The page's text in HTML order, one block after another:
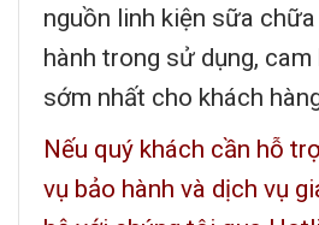
nguồn linh kiện sữa
hành trong sử dụng,
sớm nhất cho khách
Nếu quý khách cần hỗ
vụ bảo hành và dịch vụ